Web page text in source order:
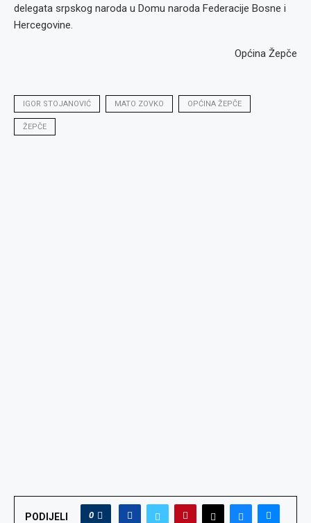
delegata srpskog naroda u Domu naroda Federacije Bosne i
Hercegovine.
Općina Žepče
IGOR STOJANOVIĆ MATO ZOVKO OPĆINA ŽEPČE
ŽEPČE
PODIJELI 0